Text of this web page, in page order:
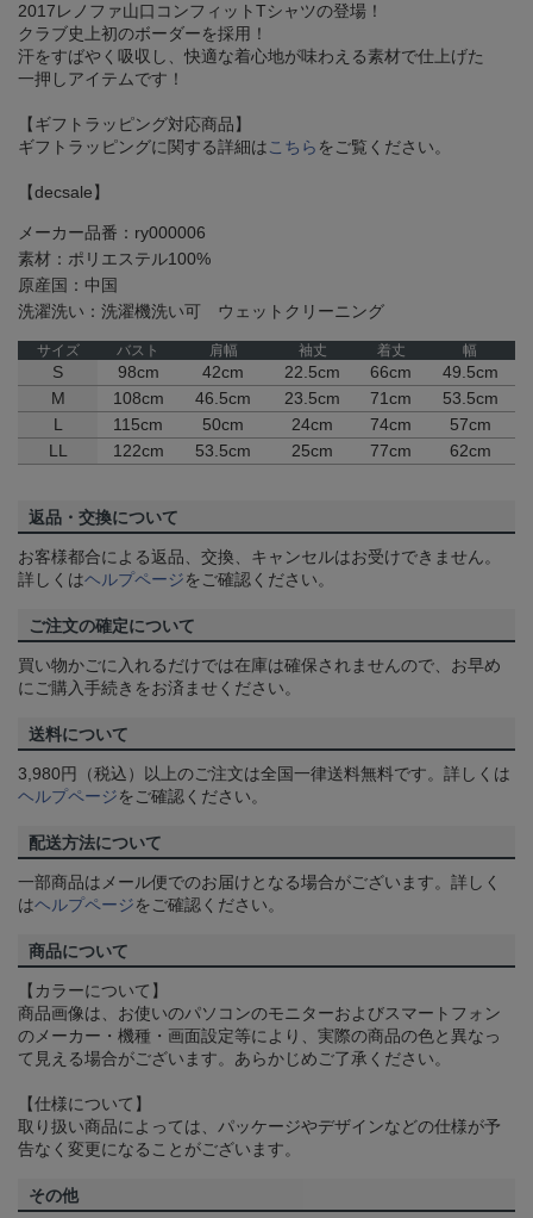
2017レノファ山口コンフィットTシャツの登場！
クラブ史上初のボーダーを採用！
汗をすばやく吸収し、快適な着心地が味わえる素材で仕上げた
一押しアイテムです！
【ギフトラッピング対応商品】
ギフトラッピングに関する詳細は こちら をご覧ください。
【decsale】
メーカー品番：ry000006
素材：ポリエステル100%
原産国：中国
洗濯洗い：洗濯機洗い可 ウェットクリーニング
サイズ バスト 肩幅 袖丈 着丈 幅
S 98cm 42cm 22.5cm 66cm
49.5cm
M
108cm 46.5cm 23.5cm 71cm
53.5cm
L
115cm 50cm 24cm 74cm
57cm
LL
122cm 53.5cm 25cm 77cm 62cm
返品・交換について
お客様都合による返品、交換、キャンセルはお受けできません。
詳しくはヘルプページをご確認ください。
ご注文の確定について
買い物かごに入れるだけでは在庫は確保されませんので、お早め
にご購入手続きをお済ませください。
送料について
3,980円（税込）以上のご注文は全国一律送料無料です。詳しくは
ヘルプページをご確認ください。
配送方法について
一部商品はメール便でのお届けとなる場合がございます。詳しく
はヘルプページをご確認ください。
商品について
【カラーについて】
商品画像は、お使いのパソコンのモニターおよびスマートフォン
のメーカー・機種・画面設定等により、実際の商品の色と異なっ
て見える場合がございます。あらかじめご了承ください。
【仕様について】
取り扱い商品によっては、パッケージやデザインなどの仕様が予
告なく変更になることがございます。
その他